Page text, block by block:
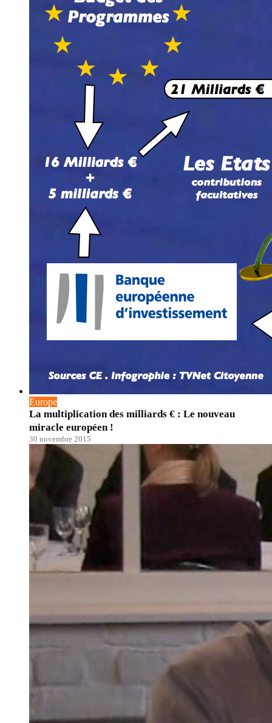
Europe
La multiplication des milliards € : Le nouveau
miracle européen !
30 novembre 2015